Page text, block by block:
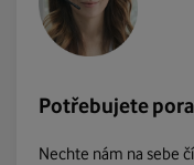
Potřebujete
Nechte nám na sebe